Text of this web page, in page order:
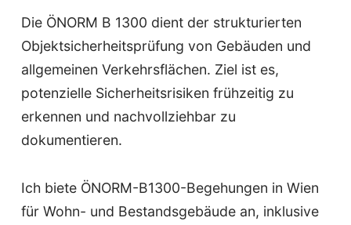
Die ÖNORM B 1300 dient der strukturierten
Objektsicherheitsprüfung von Gebäuden und
allgemeinen Verkehrsflächen. Ziel ist es,
potenzielle Sicherheitsrisiken frühzeitig zu
erkennen und nachvollziehbar zu
dokumentieren.
Ich biete ÖNORM-B1300-Begehungen in Wien
für Wohn- und Bestandsgebäude an, inklusive